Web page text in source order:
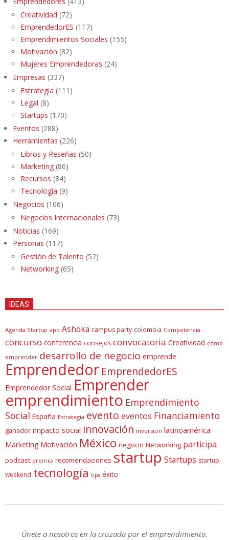
Creatividad (72)
EmprendedorES (117)
Emprendimientos Sociales (155)
Motivación (82)
Mujeres Emprendedoras (24)
Empresas (337)
Estrategia (111)
Legal (8)
Startups (170)
Eventos (288)
Herramientas (226)
Libros y Reseñas (50)
Marketing (86)
Recursos (84)
Tecnología (9)
Negocios (106)
Negocios Internacionales (73)
Noticias (169)
Personas (117)
Gestión de Talento (52)
Networking (65)
IDEAS
Agenda Startup app Ashoka campus party colombia Competencia
concurso conferencia consejos convocatoria Creatividad cómo
emprender desarrollo de negocio emprende
Emprendedor EmprendedorES
Emprendedor Social Emprender
emprendimiento Emprendimiento
Social España Estrategia evento eventos Financiamiento
ganador impacto social innovación inversión latinoamérica
Marketing Motivación México negocio Networking participa
podcast premio recomendaciones startup Startups startup
weekend tecnología tips éxito
Únete a nosotros en la cruzada por el emprendimiento.